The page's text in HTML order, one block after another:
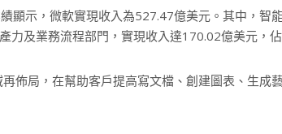
顯示，微軟實現收入為527.47億美元。其中，智
力及業務流程部門，實現收入達170.02億美元，
佈局，在幫助客戶提高寫文檔、創建圖表、生成